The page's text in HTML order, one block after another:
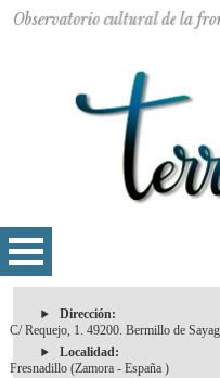
Dirección:
C/ Requejo, 1. 49200. Bermillo de
Localidad:
Fresnadillo (Zamora - España )